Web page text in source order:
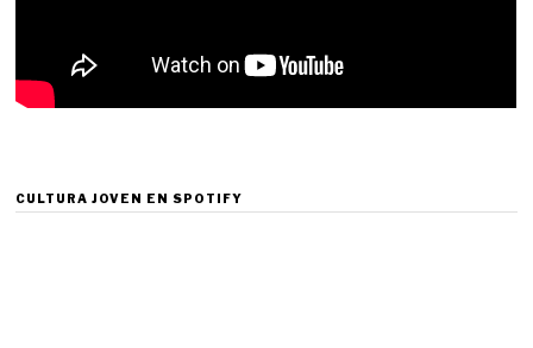
CULTURA JOVEN EN SPOTIFY